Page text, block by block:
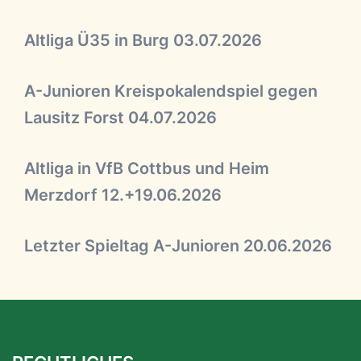
Altliga Ü35 in Burg 03.07.2026
A-Junioren Kreispokalendspiel gegen
Lausitz Forst 04.07.2026
Altliga in VfB Cottbus und Heim
Merzdorf 12.+19.06.2026
Letzter Spieltag A-Junioren 20.06.2026